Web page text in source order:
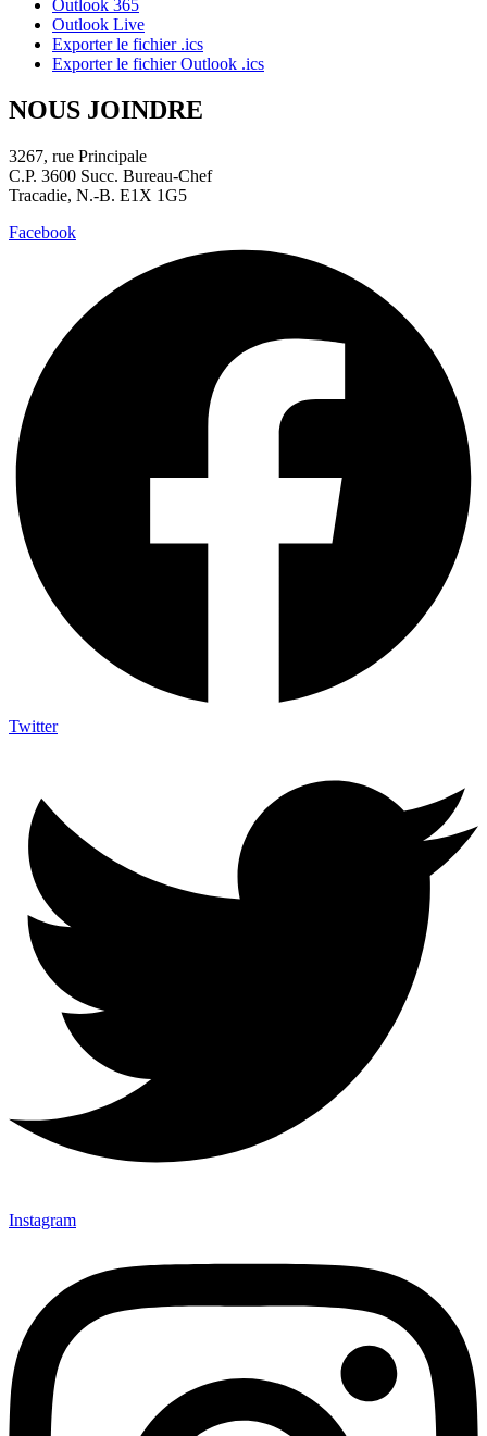
Outlook 365
Outlook Live
Exporter le fichier .ics
Exporter le fichier Outlook .ics
NOUS JOINDRE
3267, rue Principale
C.P. 3600 Succ. Bureau-Chef
Tracadie, N.-B. E1X 1G5
Facebook
Twitter
Instagram